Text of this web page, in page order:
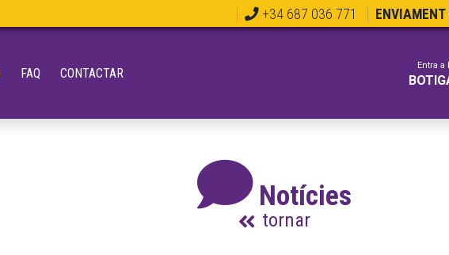
+34 687 036 771
FAQ CONTACTAR Entra a
Notícies
tornar